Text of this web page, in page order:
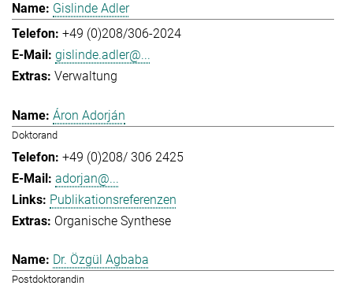
Gislinde Adler
+49 (0)208/306-2024
gislinde.adler@...
Verwaltung
Áron Adorján
Doktorand
+49 (0)208/ 306 2425
adorjan@...
Publikationsreferenzen
Organische Synthese
Dr. Özgül Agbaba
Postdoktorandin